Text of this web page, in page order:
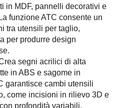
in MDF, pannelli decorativi e
funzione ATC consente un
tra utensili per taglio,
per produrre design
segni acrilici di alta
in ABS e sagome in
garantisce cambi utensili
come incisioni in rilievo 3D e
profondità variabili.